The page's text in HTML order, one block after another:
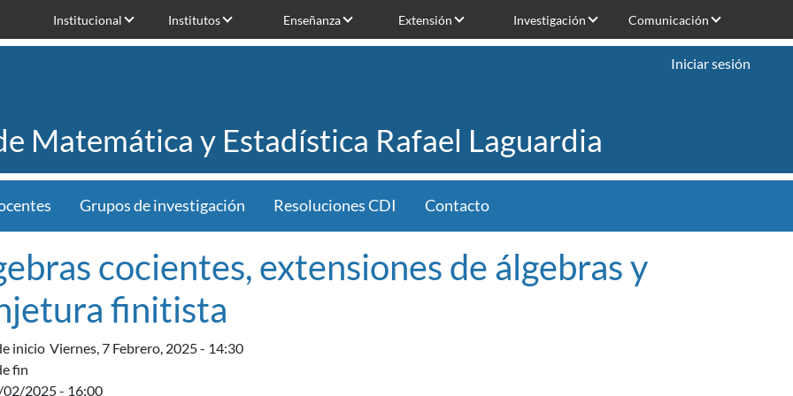
Institucional Institutos Enseñanza Extensión Investigación Comunicación
Matemática y Estadística Rafael Laguardia
Iniciar sesión
Grupos de investigación Resoluciones CDI Contacto
cocientes, extensiones de álgebras y
finitista
inicio Viernes, 7 Febrero, 2025 - 14:30
fin
02/2025 - 16:00